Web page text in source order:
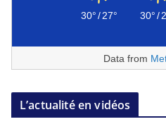
30°/27° 30°/
Data from
L’actualité en vidéos